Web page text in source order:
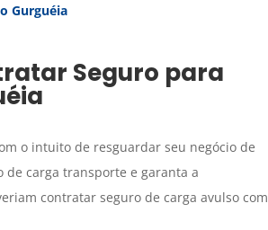
Gurguéia
Seguro para
o intuito de resguardar seu negócio de
de carga transporte e garanta a
contratar seguro de carga avulso com